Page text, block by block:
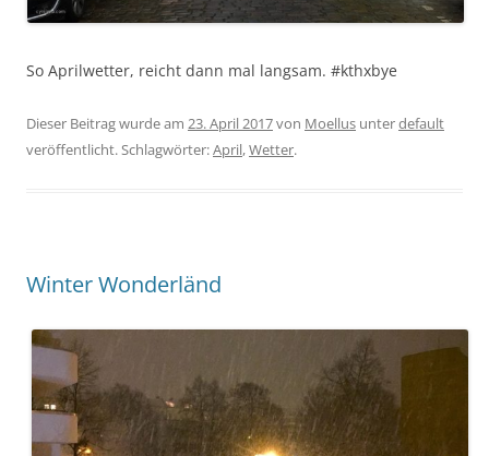
So Aprilwetter, reicht dann mal langsam. #kthxbye
Dieser Beitrag wurde am 23. April 2017von Moellus unterdefault
veröffentlicht. Schlagwörter:April,Wetter.
Winter Wonderländ